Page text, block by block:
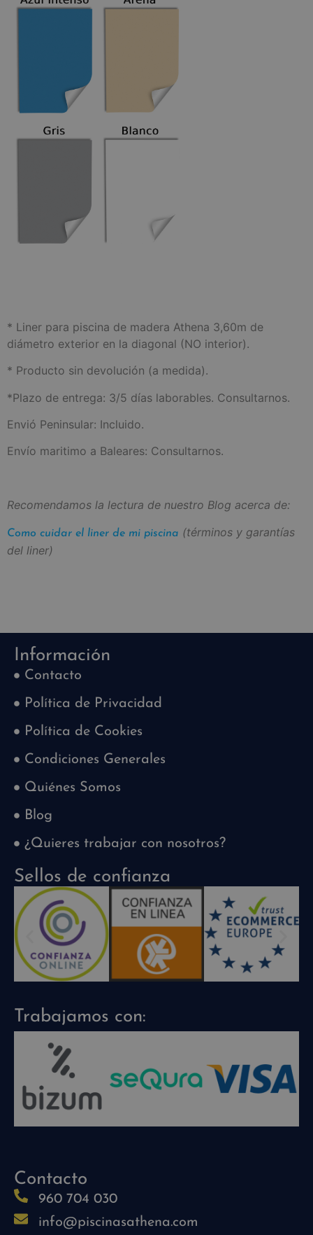
* Liner para piscina de madera Athena 3,60m de
diámetro exterior en la diagonal (NO interior).
* Producto sin devolución (a medida).
*Plazo de entrega: 3/5 días laborables. Consultarnos.
Envió Peninsular: Incluido.
Envío maritimo a Baleares: Consultarnos.
Recomendamos la lectura de nuestro Blog acerca de:
Como cuidar el liner de mi piscina (términos y garantías
del liner)
Información
Contacto
Política de Privacidad
Política de Cookies
Condiciones Generales
Quiénes Somos
Blog
¿Quieres trabajar con nosotros?
Sellos de confianza
Trabajamos con:
Contacto
960 704 030
info@piscinasathena.com